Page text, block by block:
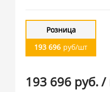
Розница
193 696 руб/шт
193 696 руб./